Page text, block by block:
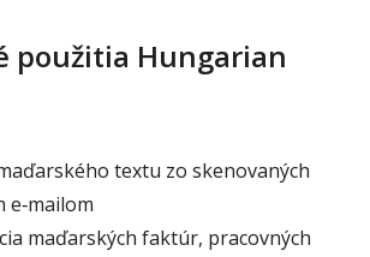
použitia Hungarian
textu zo skenovaných
e‑mailom
maďarských faktúr, pracovných